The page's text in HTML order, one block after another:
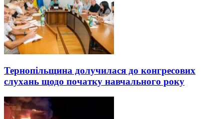
Тернопільщина долучилася до конгресових
слухань щодо початку навчального року